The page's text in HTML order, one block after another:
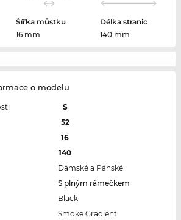
Šířka můstku
16 mm
Délka stranic
140 mm
o modelu
S
52
16
140
Dámské a Pánské
S plným rámečkem
Black
Smoke Gradient